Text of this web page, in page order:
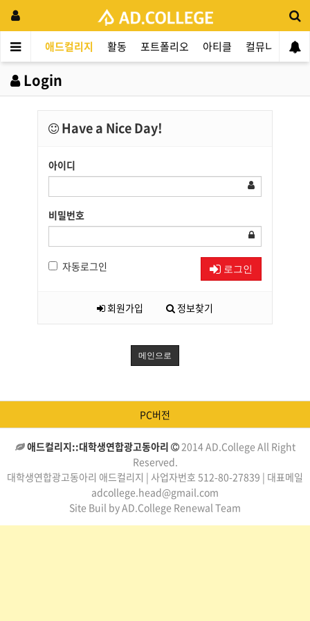
애드컬리지 활동 포트폴리오 아티클 컬뮤니티
Login
Have a Nice Day!
아이디
비밀번호
자동로그인 로그인
회원가입 정보찾기
메인으로
PC버전
애드컬리지::대학생연합광고동아리
2014 AD.College All Right
Reserved.
대학생연합광고동아리 애드컬리지 | 사업자번호 512-80-27839 | 대표메일
adcollege.head@gmail.com
Site Buil by AD.College Renewal Team